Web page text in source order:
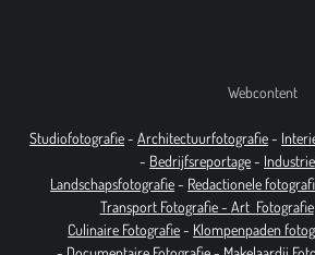
Webcontent
Studiofotografie-Architectuurfotografie-
- Bedrijfsreportage- Industrie
Landschapsfotografie- Redactionele
Transport Fotografie - Art Fotografie
Culinaire Fotografie- Klompenpaden